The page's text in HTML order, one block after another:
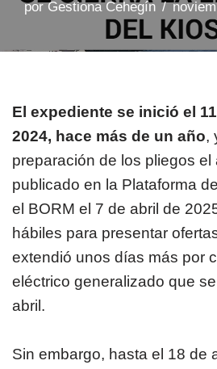
porGestiona Cehegín
El expediente se inició el
2024, hace más de un año,
preparación de los pliegos el
publicado en la Plataforma
el BORM el 7 de abril de
hábiles para presentar
extendió unos días más por
eléctrico generalizado que
abril.
Sin embargo, hasta el 18 de